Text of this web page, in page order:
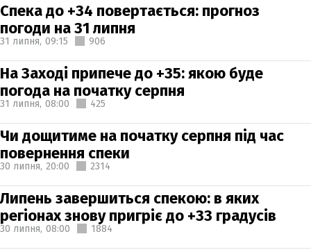
Спека до +34 повертається: прогноз
погоди на 31 липня
31 липня, 09:15 906
На Заході припече до +35: якою буде
погода на початку серпня
31 липня, 08:00 425
Чи дощитиме на початку серпня під час
повернення спеки
30 липня, 20:00 2314
Липень завершиться спекою: в яких
регіонах знову пригріє до +33 градусів
30 липня, 08:00 1884